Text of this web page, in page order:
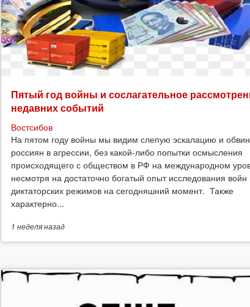
Пятый год войны и сослагательное
недавних событий
Востсибов
На пятом году войны мы видим слепую эскалацию и
россиян в агрессии, без какой-либо попытки осмысления
происходящего с обществом в РФ на международном
несмотря на достаточно богатый опыт исследования войн
диктаторских режимов на сегодняшний момент. Также
характерно...
1 неделяназад